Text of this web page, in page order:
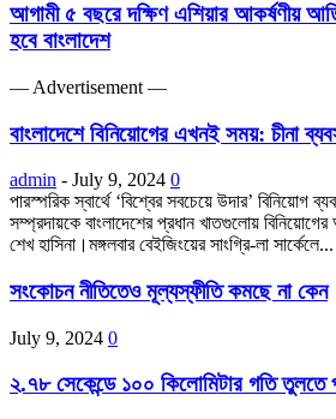
আগামী ৫ বছরে দক্ষিণ এশিয়ার আকর্ষণীয়
হবে বাংলাদেশ
― Advertisement ―
বাংলাদেশে বিনিয়োগের এখনই সময়: চীনা
admin - July 9, 2024 0
পারস্পরিক স্বার্থে ‘বিশ্বের সবচেয়ে উদার’ বিনিয়োগ
সম্প্রদায়কে বাংলাদেশের প্রধান খাতগুলোয় বিনিয়োগের
শেখ হাসিনা।মঙ্গলবার বেইজিংয়ের সাংগ্রি-লা সার্কেলে...
সংকোচন নীতিতেও মূল্যস্ফীতি কমছে না কেন
July 9, 2024 0
২.৭৮ সেকেন্ডে ১০০ কিলোমিটার গতি তুলতে